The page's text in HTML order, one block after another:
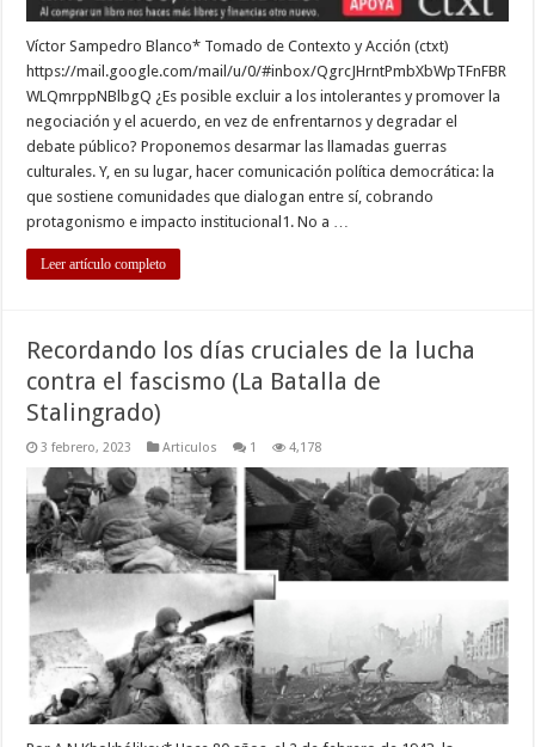
Víctor Sampedro Blanco* Tomado de Contexto y Acción (ctxt)
https://mail.google.com/mail/u/0/#inbox/QgrcJHrntPmbXbWpTFnFBR
WLQmrppNBlbgQ ¿Es posible excluir a los intolerantes y promover la
negociación y el acuerdo, en vez de enfrentarnos y degradar el
debate público? Proponemos desarmar las llamadas guerras
culturales. Y, en su lugar, hacer comunicación política democrática: la
que sostiene comunidades que dialogan entre sí, cobrando
protagonismo e impacto institucional1. No a …
Leer artículo completo
Recordando los días cruciales de la lucha
contra el fascismo (La Batalla de
Stalingrado)
3 febrero, 2023 Articulos 1 4,178